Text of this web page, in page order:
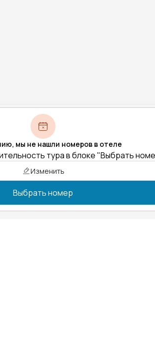
мы не нашли номеров в отеле
тура в блоке "Выбрать
Изменить
Выбрать номер